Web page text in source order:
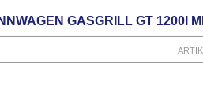
GASGRILL GT 1200I